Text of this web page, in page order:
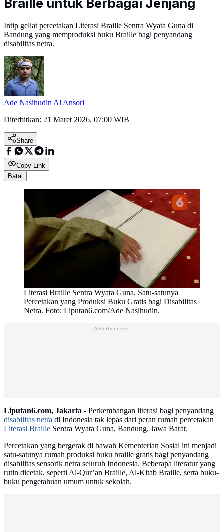
Intip geliat percetakan Literasi Braille Sentra Wyata Guna di
Bandung yang memproduksi buku Braille bagi penyandang
disabilitas netra.
Ade Nasihudin Al Ansori
Diterbitkan: 21 Maret 2026, 07:00 WIB
Share
Copy Link
Batal
Literasi Braille Sentra Wyata Guna, Satu-satunya
Percetakan yang Produksi Buku Gratis bagi Disabilitas
Netra. Foto: Liputan6.com/Ade Nasihudin.
Advertisement
Liputan6.com, Jakarta - Perkembangan literasi bagi penyandang
disabilitas netra di Indonesia tak lepas dari peran rumah percetakan
Literasi Braille Sentra Wyata Guna, Bandung, Jawa Barat.
Percetakan yang bergerak di bawah Kementerian Sosial ini menjadi
satu-satunya rumah produksi buku braille gratis bagi penyandang
disabilitas sensorik netra seluruh Indonesia. Beberapa literatur yang
rutin dicetak, seperti Al-Qur’an Braille, Al-Kitab Braille, serta buku-
buku pengetahuan umum untuk sekolah.